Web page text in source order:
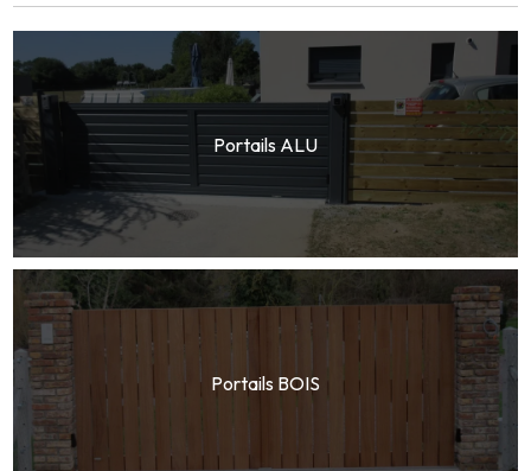
Portails ALU
Portails BOIS